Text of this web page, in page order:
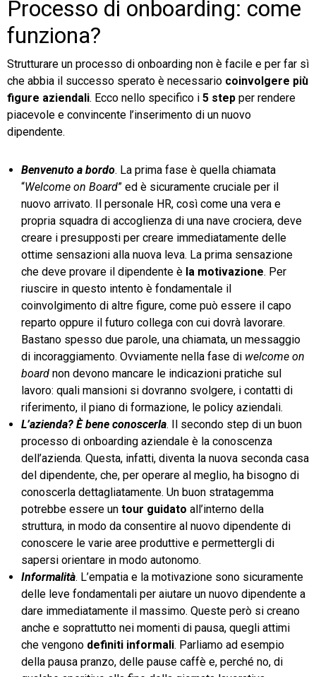
Processo di onboarding: come
funziona?
Strutturare un processo di onboarding non è facile e per far sì
che abbia il successo sperato è necessario coinvolgere più
figure aziendali. Ecco nello specifico i 5 step per rendere
piacevole e convincente l’inserimento di un nuovo
dipendente.
Benvenuto a bordo. La prima fase è quella chiamata
“Welcome on Board” ed è sicuramente cruciale per il
nuovo arrivato. Il personale HR, così come una vera e
propria squadra di accoglienza di una nave crociera, deve
creare i presupposti per creare immediatamente delle
ottime sensazioni alla nuova leva. La prima sensazione
che deve provare il dipendente è la motivazione. Per
riuscire in questo intento è fondamentale il
coinvolgimento di altre figure, come può essere il capo
reparto oppure il futuro collega con cui dovrà lavorare.
Bastano spesso due parole, una chiamata, un messaggio
di incoraggiamento. Ovviamente nella fase di welcome on
board non devono mancare le indicazioni pratiche sul
lavoro: quali mansioni si dovranno svolgere, i contatti di
riferimento, il piano di formazione, le policy aziendali.
L’azienda? È bene conoscerla. Il secondo step di un buon
processo di onboarding aziendale è la conoscenza
dell’azienda. Questa, infatti, diventa la nuova seconda casa
del dipendente, che, per operare al meglio, ha bisogno di
conoscerla dettagliatamente. Un buon stratagemma
potrebbe essere un tour guidato all’interno della
struttura, in modo da consentire al nuovo dipendente di
conoscere le varie aree produttive e permettergli di
sapersi orientare in modo autonomo.
Informalità. L’empatia e la motivazione sono sicuramente
delle leve fondamentali per aiutare un nuovo dipendente a
dare immediatamente il massimo. Queste però si creano
anche e soprattutto nei momenti di pausa, quegli attimi
che vengono definiti informali. Parliamo ad esempio
della pausa pranzo, delle pause caffè e, perché no, di